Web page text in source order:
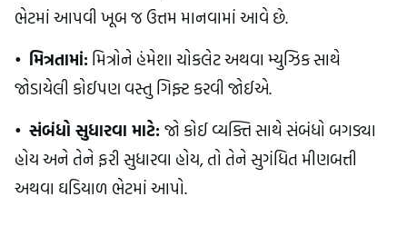
ભેટમાં આપવી ખૂબ જ ઉત્તમ માનવામાં આવે છે.
• મિત્રતામાં:મિત્રોને હંમેશા ચોકલેટ અથવા મ્યુઝિક સાથે
જોડાયેલી કોઈપણ વસ્તુ ગિફ્ટ કરવી જોઈએ.
• સંબંધો સુધારવા માટે:જો કોઈ વ્યક્તિ સાથે સંબંધો બગડ્યા
હોય અને તેને ફરી સુધારવા હોય, તો તેને સુગંધિત મીણબત્તી
અથવા ઘડિયાળ ભેટમાં આપો.